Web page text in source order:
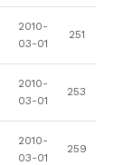
2010-
03-01
251
2010-
03-01
253
2010-
03-01
259